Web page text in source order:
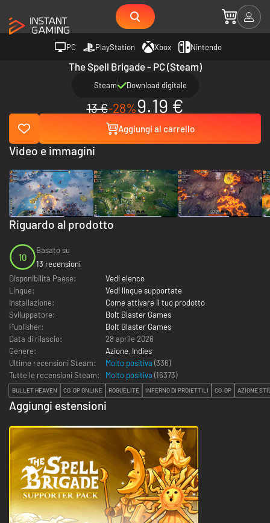
PC PlayStation Xbox Nintendo
The Spell Brigade - PC (Steam)
Steam Download digitale
13 €-28%9.19 €
Aggiungi al carrello
Riguardo al prodotto
10
Basato su
13 recensioni
Disponibilità Paese:
Vedi elenco
Lingue:
Vedi lingue supportate
Installazione:
Come attivare il tuo prodotto
Sviluppatore:
Bolt Blaster Games
Publisher:
Bolt Blaster Games
Data di rilascio:
28 aprile 2026
Genere:
Azione, Indies
Ultime recensioni Steam:
Molto positiva (336)
Tutte le recensioni Steam:
Molto positiva (16373)
BULLET HEAVEN CO-OP ONLINE ROGUELITE INFERNO DI PROIETTILI CO-OP AZIONE
Aggiungi estensioni
Video e immagini